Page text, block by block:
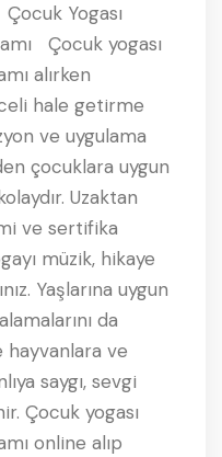
Yogası
Çocuk yogası
alırken
hale getirme
ve uygulama
çocuklara uygun
Uzaktan
ve sertifika
müzik, hikaye
Yaşlarına uygun
da
hayvanlara ve
saygı, sevgi
Çocuk yogası
online alıp